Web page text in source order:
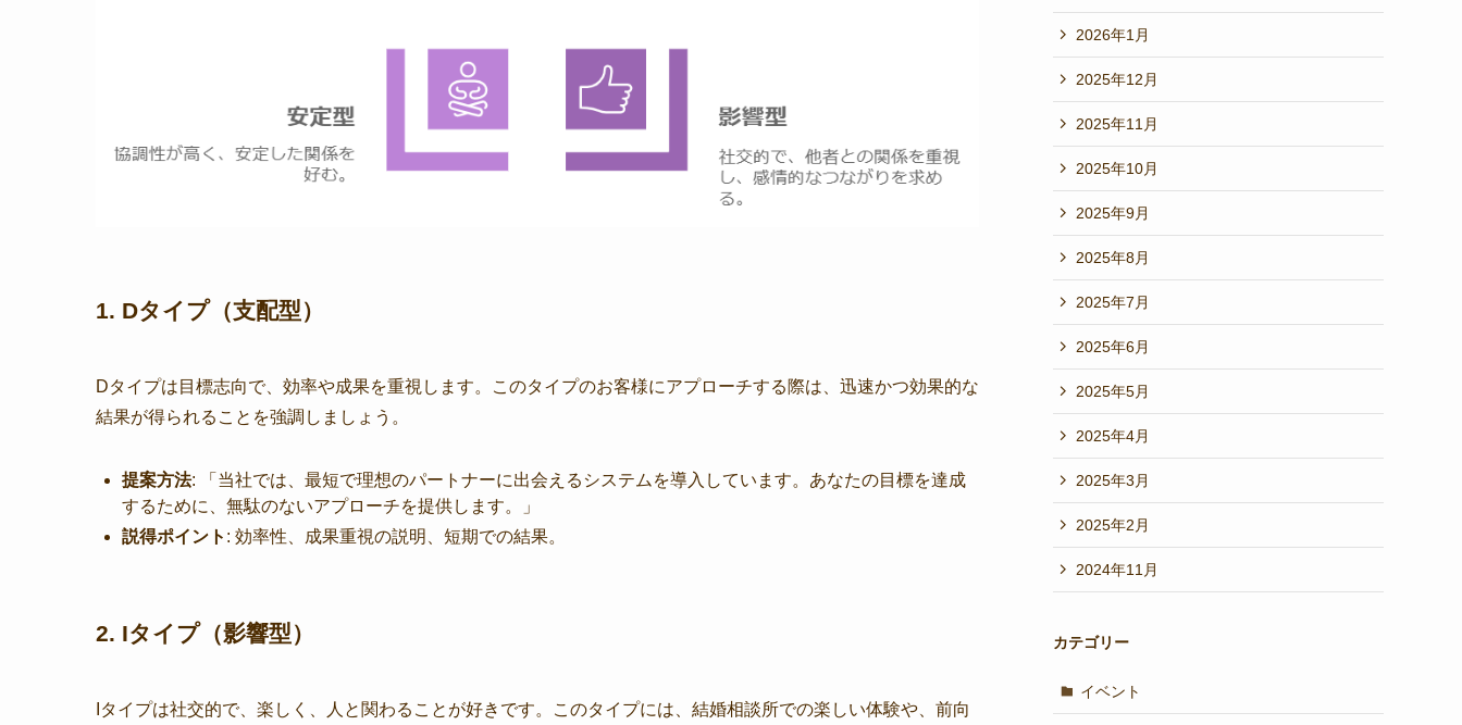
1. Dタイプ（支配型）
Dタイプは目標志向で、効率や成果を重視します。このタイプのお客様にアプローチする際は、迅速かつ効果的な
結果が得られることを強調しましょう。
提案方法: 「当社では、最短で理想のパートナーに出会えるシステムを導入しています。あなたの目標を達成
するために、無駄のないアプローチを提供します。」
説得ポイント : 効率性、成果重視の説明、短期での結果。
2. Iタイプ（影響型）
Iタイプは社交的で、楽しく、人と関わることが好きです。このタイプには、結婚相談所での楽しい体験や、前向
2026年1月
2025年12月
2025年11月
2025年10月
2025年9月
2025年8月
2025年7月
2025年6月
2025年5月
2025年4月
2025年3月
2025年2月
2024年11月
カテゴリー
イベント